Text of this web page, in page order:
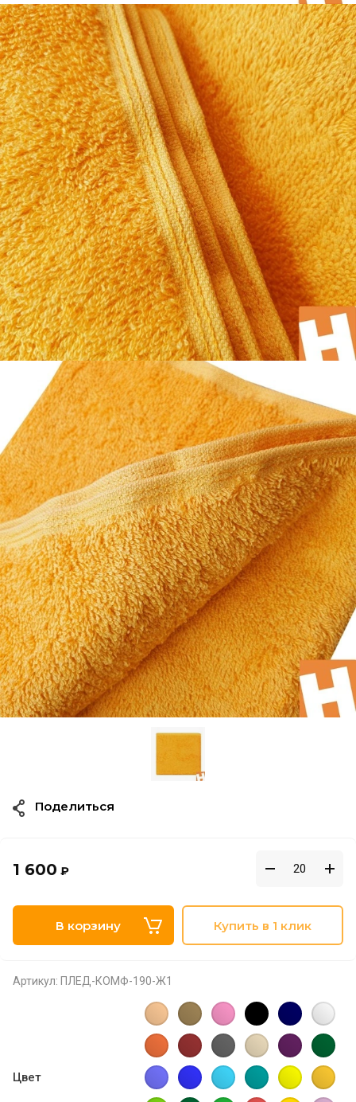
1 600 ₽
В корзину Купить в 1 клик
Артикул: ПЛЕД-КОМФ-190-Ж1
Цвет
Поделиться